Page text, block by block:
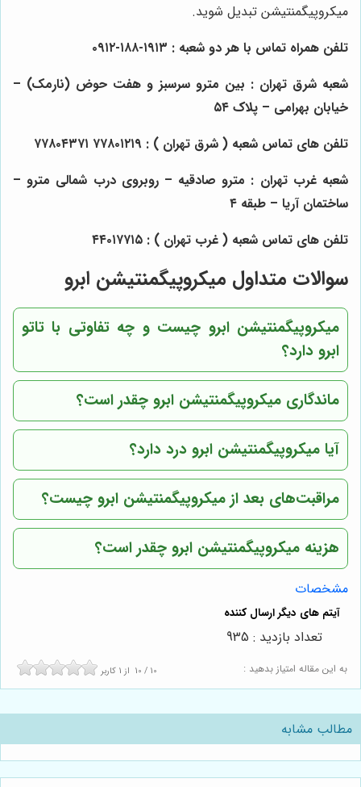
میکروپیگمنتیشن تبدیل شوید.
تلفن همراه تماس با هر دو شعبه : ۱۹۱۳-۱۸۸-۰۹۱۲
شعبه شرق تهران : بین مترو سرسبز و هفت حوض (نارمک) –
خیابان بهرامی – پلاک ۵۴
تلفن های تماس شعبه ( شرق تهران ) : ۷۷۸۰۱۲۱۹ ۷۷۸۰۴۳۷۱
شعبه غرب تهران : مترو صادقیه – روبروی درب شمالی مترو –
ساختمان آریا – طبقه ۴
تلفن های تماس شعبه ( غرب تهران ) : ۴۴۰۱۷۷۱۵
سوالات متداول میکروپیگمنتیشن ابرو
میکروپیگمنتیشن ابرو چیست و چه تفاوتی با تاتو
ابرو دارد؟
ماندگاری میکروپیگمنتیشن ابرو چقدر است؟
آیا میکروپیگمنتیشن ابرو درد دارد؟
مراقبت‌های بعد از میکروپیگمنتیشن ابرو چیست؟
هزینه میکروپیگمنتیشن ابرو چقدر است؟
مشخصات
به این مقاله امتیاز بدهید : 10 / 10 از 1 کاربر
تعداد بازدید : 935
مطالب مشابه